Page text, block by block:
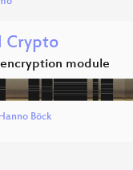
Crypto
module
Böck